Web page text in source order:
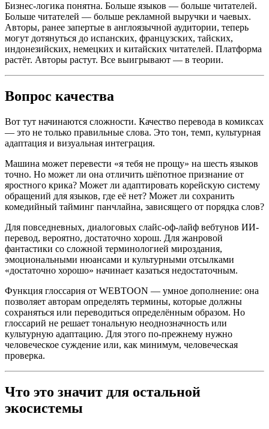
Бизнес-логика понятна. Больше языков — больше читателей.
Больше читателей — больше рекламной выручки и чаевых.
Авторы, ранее запертые в англоязычной аудитории, теперь
могут дотянуться до испанских, французских, тайских,
индонезийских, немецких и китайских читателей. Платформа
растёт. Авторы растут. Все выигрывают — в теории.
Вопрос качества
Вот тут начинаются сложности. Качество перевода в комиксах
— это не только правильные слова. Это тон, темп, культурная
адаптация и визуальная интеграция.
Машина может перевести «я тебя не прощу» на шесть языков
точно. Но может ли она отличить шёпотное признание от
яростного крика? Может ли адаптировать корейскую систему
обращений для языков, где её нет? Может ли сохранить
комедийный тайминг панчлайна, зависящего от порядка слов?
Для повседневных, диалоговых слайс-оф-лайф вебтунов ИИ-
перевод, вероятно, достаточно хорош. Для жанровой
фантастики со сложной терминологией мироздания,
эмоциональными нюансами и культурными отсылками
«достаточно хорошо» начинает казаться недостаточным.
Функция глоссария от WEBTOON — умное дополнение: она
позволяет авторам определять термины, которые должны
сохраняться или переводиться определённым образом. Но
глоссарий не решает тональную неоднозначность или
культурную адаптацию. Для этого по-прежнему нужно
человеческое суждение или, как минимум, человеческая
проверка.
Что это значит для остальной
экосистемы